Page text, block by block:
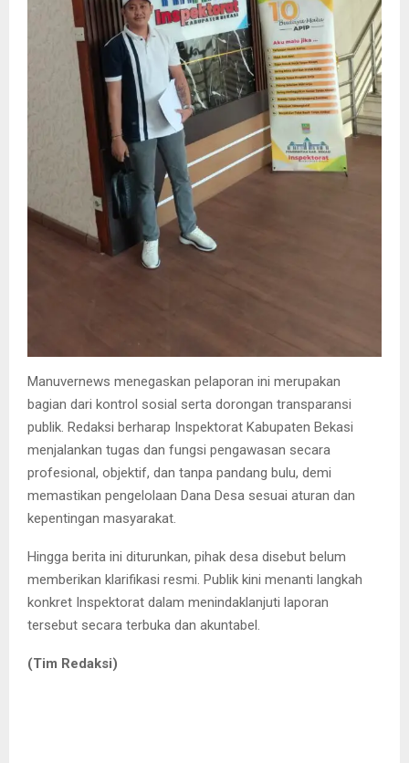
Manuvernews menegaskan pelaporan ini merupakan
bagian dari kontrol sosial serta dorongan transparansi
publik. Redaksi berharap Inspektorat Kabupaten Bekasi
menjalankan tugas dan fungsi pengawasan secara
profesional, objektif, dan tanpa pandang bulu, demi
memastikan pengelolaan Dana Desa sesuai aturan dan
kepentingan masyarakat.
Hingga berita ini diturunkan, pihak desa disebut belum
memberikan klarifikasi resmi. Publik kini menanti langkah
konkret Inspektorat dalam menindaklanjuti laporan
tersebut secara terbuka dan akuntabel.
(Tim Redaksi)